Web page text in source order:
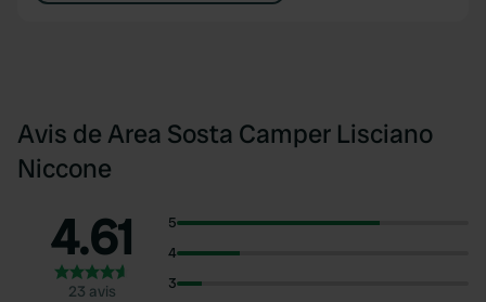
Avis de Area Sosta Camper Lisciano
Niccone
4.61
23 avis
5
4
3